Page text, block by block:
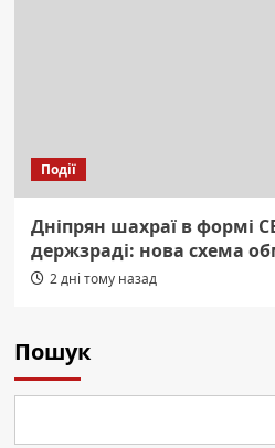
Події
Дніпрян шахраї в формі
держзраді: нова схема
2 дні тому назад
Пошук